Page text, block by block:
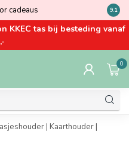
cadeaus Kom
9.1
KKEC tas bij besteding vanaf
0
| Kaarthouder |